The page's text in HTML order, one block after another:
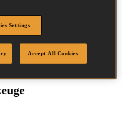
Settings
Accept All Cookies